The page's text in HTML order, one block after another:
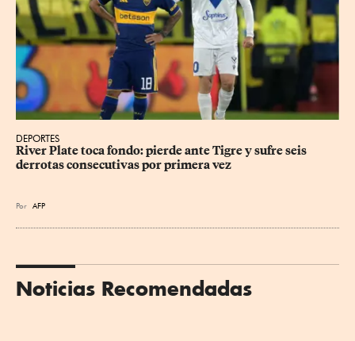
DEPORTES
River Plate toca fondo: pierde ante Tigre y sufre seis
derrotas consecutivas por primera vez
Por AFP
Noticias Recomendadas